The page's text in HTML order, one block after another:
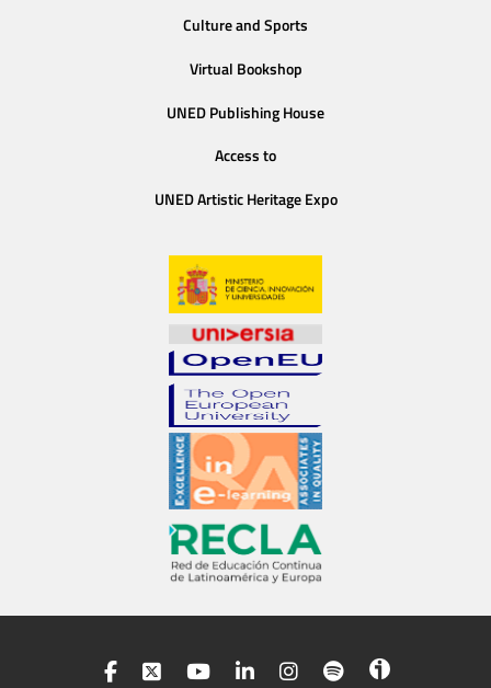
Culture and Sports
Virtual Bookshop
UNED Publishing House
Access to
UNED Artistic Heritage Expo